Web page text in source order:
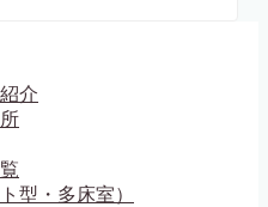
介
型・多床室）